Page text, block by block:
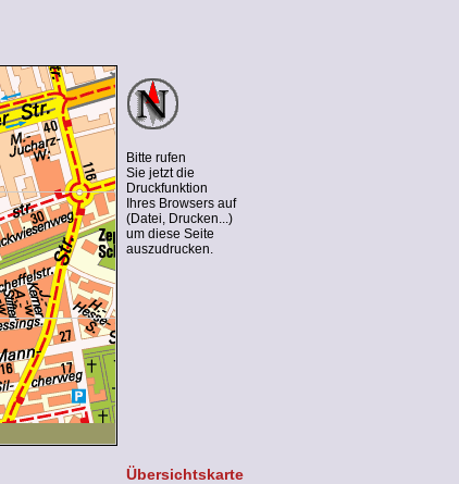
Bitte rufen
Sie jetzt die
Druckfunktion
Ihres Browsers auf
(Datei, Drucken...)
um diese Seite
auszudrucken.
Übersichtskarte